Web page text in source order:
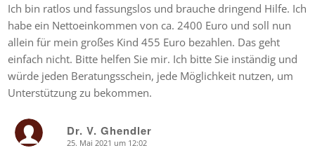
Ich bin ratlos und fassungslos und brauche dringend Hilfe. Ich
habe ein Nettoeinkommen von ca. 2400 Euro und soll nun
allein für mein großes Kind 455 Euro bezahlen. Das geht
einfach nicht. Bitte helfen Sie mir. Ich bitte Sie inständig und
würde jeden Beratungsschein, jede Möglichkeit nutzen, um
Unterstützung zu bekommen.
Dr. V. Ghendler
25. Mai 2021 um 12:02